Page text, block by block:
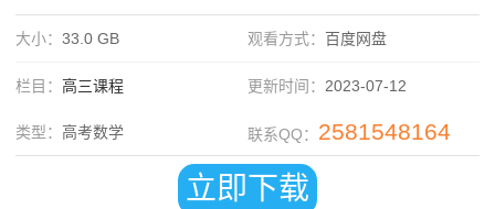
大小： 33.0 GB 观看方式： 百度网盘
栏目： 高三课程 更新时间： 2023-07-12
类型： 高考数学 联系QQ： 2581548164
立即下载